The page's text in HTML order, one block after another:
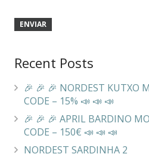
Recent Posts
🎉 🎉 🎉 NORDEST KUTXO
CODE – 15% 📣 📣 📣
🎉 🎉 🎉 APRIL BARDINO
CODE – 150€ 📣 📣 📣
NORDEST SARDINHA 2